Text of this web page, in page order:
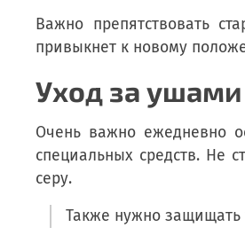
Важно препятствовать
привыкнет к новому
Уход за ушами
Очень важно ежедневно
специальных средств. Не
серу.
Также нужно защищать